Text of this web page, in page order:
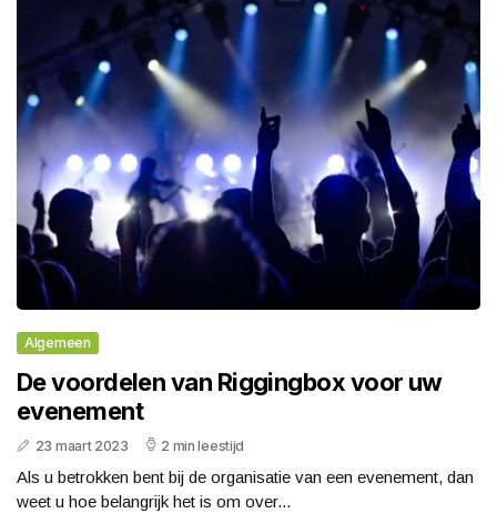
Algemeen
De voordelen van Riggingbox voor uw
evenement
23 maart 2023 2 min leestijd
Als u betrokken bent bij de organisatie van een evenement, dan
weet u hoe belangrijk het is om over...